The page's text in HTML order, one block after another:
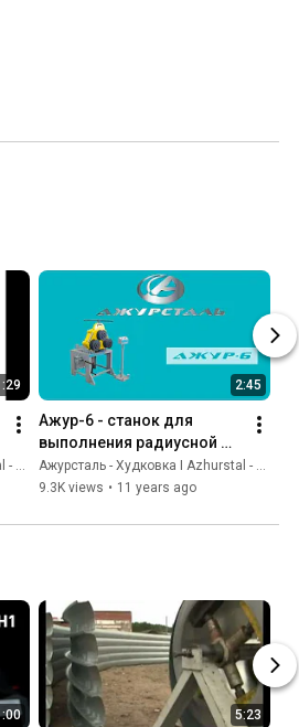
2:45
Ажур-6 - станок для
выполнения радиусной
гибки стального проката
Ажурсталь - Худковка I Azhurstal - Hudkovka
9.3K views • 11 years ago
5:23